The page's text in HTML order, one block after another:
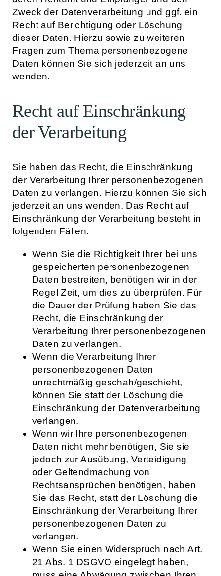
Zweck der Datenverarbeitung und ggf. ein
Recht auf Berichtigung oder Löschung
dieser Daten. Hierzu sowie zu weiteren
Fragen zum Thema personenbezogene
Daten können Sie sich jederzeit an uns
wenden.
Recht auf Einschränkung
der Verarbeitung
Sie haben das Recht, die Einschränkung
der Verarbeitung Ihrer personenbezogenen
Daten zu verlangen. Hierzu können Sie sich
jederzeit an uns wenden. Das Recht auf
Einschränkung der Verarbeitung besteht in
folgenden Fällen:
Wenn Sie die Richtigkeit Ihrer bei uns
gespeicherten personenbezogenen
Daten bestreiten, benötigen wir in der
Regel Zeit, um dies zu überprüfen. Für
die Dauer der Prüfung haben Sie das
Recht, die Einschränkung der
Verarbeitung Ihrer personenbezogenen
Daten zu verlangen.
Wenn die Verarbeitung Ihrer
personenbezogenen Daten
unrechtmäßig geschah/geschieht,
können Sie statt der Löschung die
Einschränkung der Datenverarbeitung
verlangen.
Wenn wir Ihre personenbezogenen
Daten nicht mehr benötigen, Sie sie
jedoch zur Ausübung, Verteidigung
oder Geltendmachung von
Rechtsansprüchen benötigen, haben
Sie das Recht, statt der Löschung die
Einschränkung der Verarbeitung Ihrer
personenbezogenen Daten zu
verlangen.
Wenn Sie einen Widerspruch nach Art.
21 Abs. 1 DSGVO eingelegt haben,